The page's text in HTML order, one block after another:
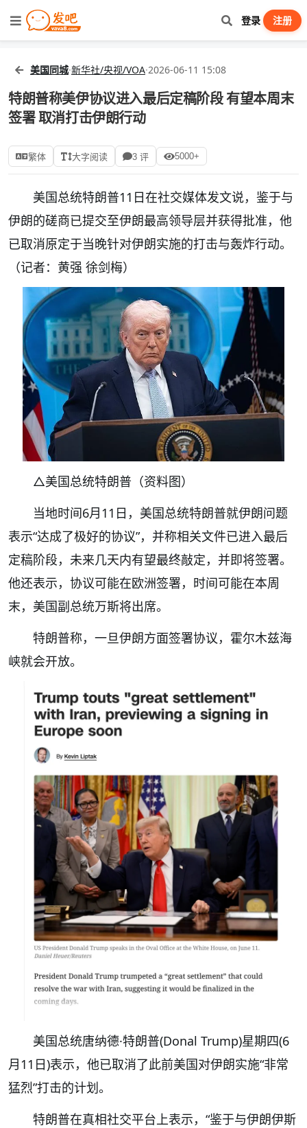
登录 注册
美国同城·新华社/央视/VOA·2026-06-11 15:08
特朗普称美伊协议进入最后定稿阶段 有望本周末
签署 取消打击伊朗行动
繁体 大字阅读 3 评 5000+
美国总统特朗普11日在社交媒体发文说，鉴于与
伊朗的磋商已提交至伊朗最高领导层并获得批准，他
已取消原定于当晚针对伊朗实施的打击与轰炸行动。
（记者：黄强 徐剑梅）
△美国总统特朗普（资料图）
当地时间6月11日，美国总统特朗普就伊朗问题
表示“达成了极好的协议”，并称相关文件已进入最后
定稿阶段，未来几天内有望最终敲定，并即将签署。
他还表示，协议可能在欧洲签署，时间可能在本周
末，美国副总统万斯将出席。
特朗普称，一旦伊朗方面签署协议，霍尔木兹海
峡就会开放。
美国总统唐纳德·特朗普(Donal Trump)星期四(6
月11日)表示，他已取消了此前美国对伊朗实施“非常
猛烈”打击的计划。
特朗普在真相社交平台上表示，“鉴于与伊朗伊斯